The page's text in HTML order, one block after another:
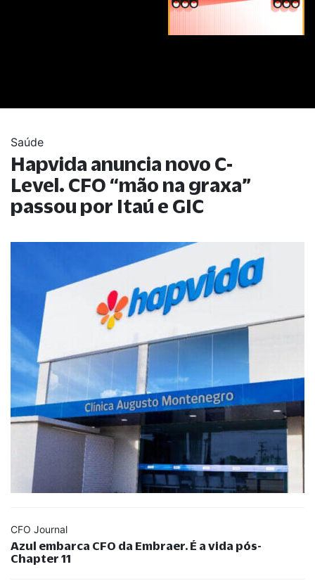
Saúde
Hapvida anuncia novo C-
Level. CFO “mão na graxa”
passou por Itaú e GIC
CFO Journal
Azul embarca CFO da Embraer. É a vida pós-
Chapter 11